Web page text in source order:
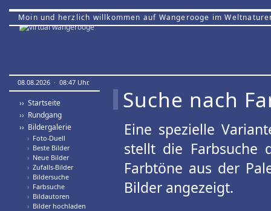
Moin und herzlich willkommen auf Wangerooge im
08.08.2026 · 08:47 Uhr.
›› Startseite
›› Rundgang
›› Bildergalerie
› Foto-Duell
› Beste Bilder
› Neue Bilder
› Zufalls-Bilder
› Bildersuche
› Farbsuche
› Bildautoren
› Bilder hochladen
Suche nach
Eine spezielle
stellt die Farbsuche
Farbtöne aus der
Bilder angezeigt.